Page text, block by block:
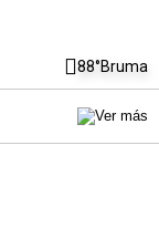
88°Bruma